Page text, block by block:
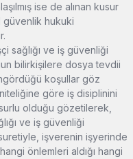
ise de alınan kusur
güvenlik hukuki
sağlığı ve iş güvenliği
bilirkişilere dosya tevdii
koşullar göz
göre iş disiplinini
olduğu gözetilerek,
ve iş güvenliği
işverenin işyerinde
önlemleri aldığı hangi